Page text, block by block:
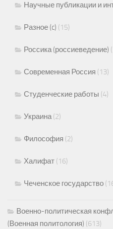
Научные публикации и
Разное (c) (15)
Россика (россиеведение)
Современная Россия (13)
Студенческие работы (4)
Украина(2)
Философия (2)
Халифат (16)
Чеченское государство
Военно-политическая
(Военная политология) (613)